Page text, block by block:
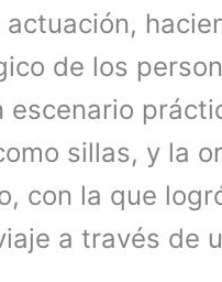
de los
escenario
sillas, y la
con la que
a través de